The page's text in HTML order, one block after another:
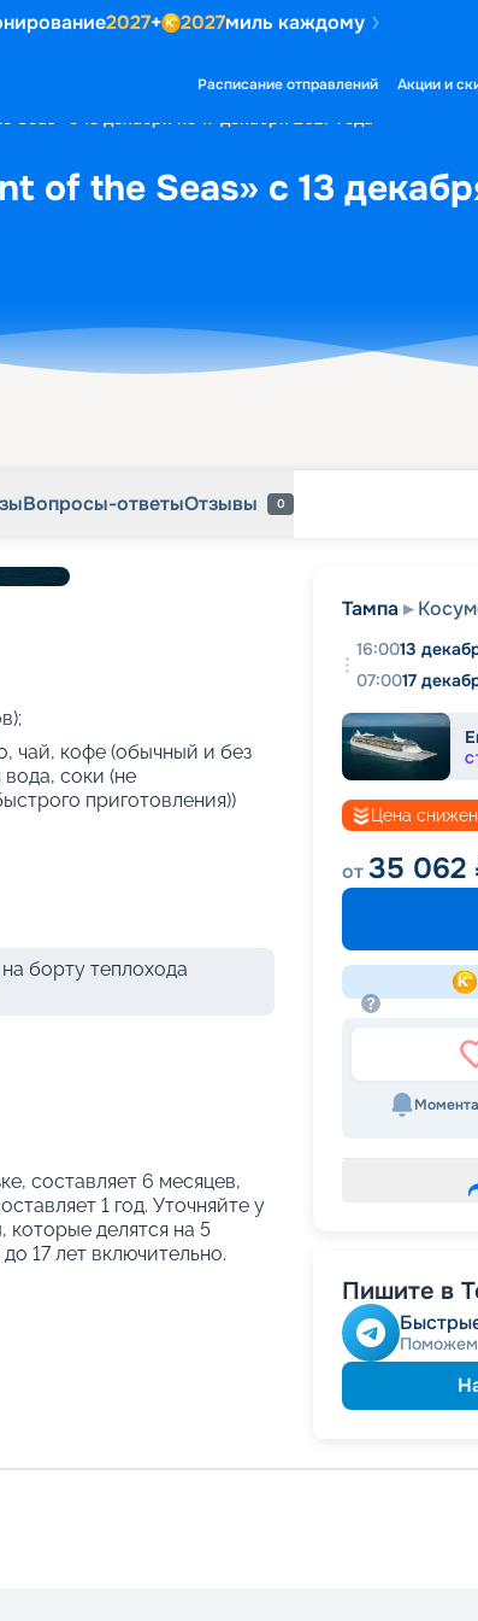
2027+ 2027миль каждому
Расписание отправлений Акции и
с 13 декабря по 17 декабря 2027 года
of the Seas» с 13
Вопросы-ответыОтзывы 0
чай, кофе (обычный и без
соки (не
приготовления))
борту теплохода
составляет 6 месяцев,
1 год. Уточняйте у
делятся на 5
17 лет включительно.
Тампа
16:0013
07:0017
Цена
от35 062
Пишите в
Поможем